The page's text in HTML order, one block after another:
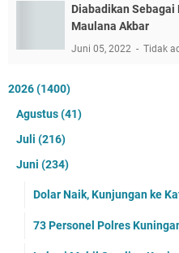
Diabadikan Sebagai
Maulana Akbar
Juni 05, 2022 Tidak
2026(1400)
Agustus(41)
Juli (216)
Juni (234)
Dolar Naik, Kunjungan ke
73 Personel Polres